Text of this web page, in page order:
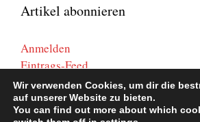
Artikel abonnieren
Anmelden
Eintrags-Feed
Kommentar-Feed
WordPress.org
Wir verwenden Cookies, um dir die
auf unserer Website zu bieten.
You can find out more about which